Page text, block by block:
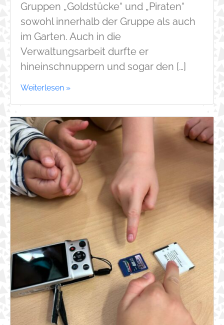
Gruppen „Goldstücke“ und „Piraten“
sowohl innerhalb der Gruppe als auch
im Garten. Auch in die
Verwaltungsarbeit durfte er
hineinschnuppern und sogar den […]
Weiterlesen »